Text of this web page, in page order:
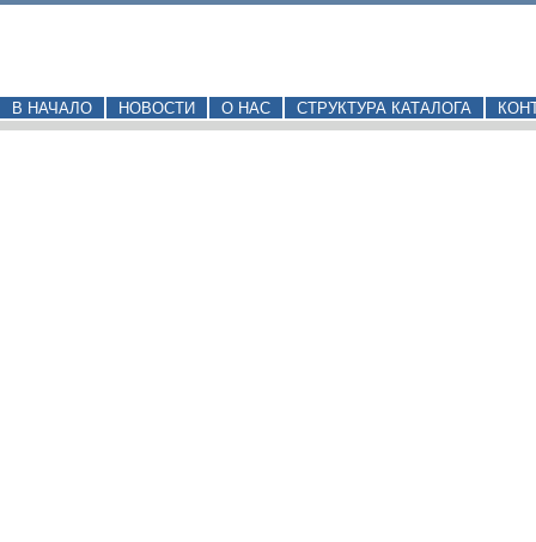
В НАЧАЛО НОВОСТИ О НАС СТРУКТУРА КАТАЛОГА